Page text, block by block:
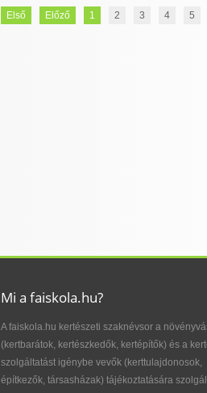
Első Előző 1 2 3 4 5
Mi a faiskola.hu?
A faiskola.hu kertészeti szaknévsor a
(kertbarátok, kertészkedők, kertépítők) és a
szolgáltatást igénybe vevők (kerttulajdonosok,
építkezők, társasházak) tájékoztatására